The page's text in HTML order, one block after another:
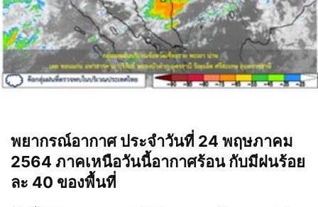
พยากรณ์อากาศ ประจำวันที่ 24 พฤษภาคม
2564 ภาคเหนือวันนี้อากาศร้อน กับมีฝนร้อย
ละ 40 ของพื้นที่